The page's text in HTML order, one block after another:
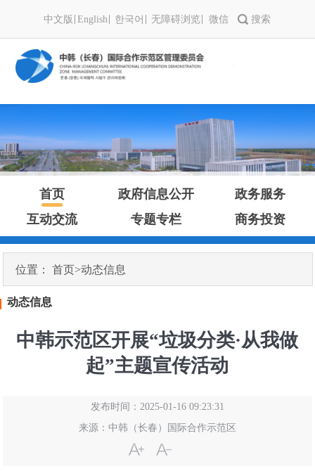
中文版 English 한국어 无障碍浏览 微信
首页 政府信息公开
政务服务
互动交流
专题专栏 商务投资
位置：首页>动态信息
动态信息
中韩示范区开展“垃圾分类·从我做
起”主题宣传活动
发布时间：2025-01-16 09:23:31
来源： 中韩（长春）国际合作示范区